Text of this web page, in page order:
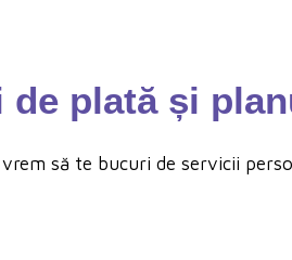
de plată și
să te bucuri de servicii